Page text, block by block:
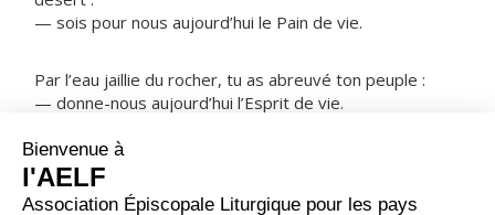
— sois pour nous aujourd’hui le Pain de vie.
Par l’eau jaillie du rocher, tu as abreuvé ton peuple :
— donne-nous aujourd’hui l’Esprit de vie.
NOTRE PÈRE